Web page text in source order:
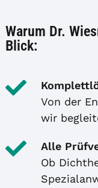
Warum Dr.
Blick:
Von der
wir
Alle
Ob